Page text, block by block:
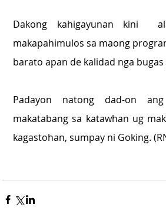
Dakong kahigayunan kini
makapahimulos sa maong
barato apan de kalidad nga
Padayon natong dad-on
makatabang sa katawhan ug
kagastohan, sumpay ni Goking.